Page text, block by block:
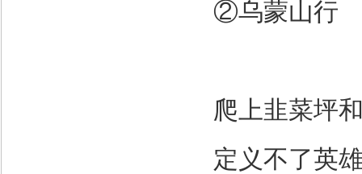
②乌蒙山行
爬上韭菜坪
定义不了英